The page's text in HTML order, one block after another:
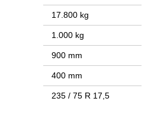
17.800 kg
1.000 kg
900 mm
400 mm
235 / 75 R 17,5